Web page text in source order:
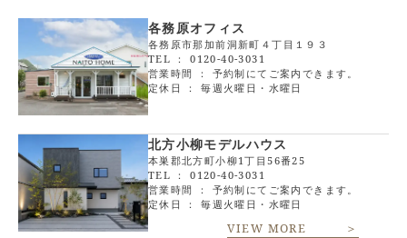
各務原オフィス
各務原市那加前洞新町４丁目１９３
TEL ：0120-40-3031
営業時間 ： 予約制にてご案内できます。
定休日 ： 毎週火曜日・水曜日
北方小柳モデルハウス
本巣郡北方町小柳1丁目56番25
TEL ：0120-40-3031
営業時間 ： 予約制にてご案内できます。
定休日 ： 毎週火曜日・水曜日
VIEW MORE ＞